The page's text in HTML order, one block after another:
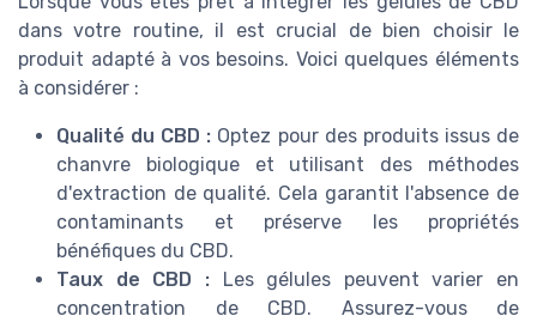
dans votre routine, il est crucial de bien choisir le
produit adapté à vos besoins. Voici quelques éléments
à considérer :
Qualité du CBD : Optez pour des produits issus de
chanvre biologique et utilisant des méthodes
d'extraction de qualité. Cela garantit l'absence de
contaminants et préserve les propriétés
bénéfiques du CBD.
Taux de CBD :Les gélules peuvent varier en
concentration de CBD. Assurez-vous de